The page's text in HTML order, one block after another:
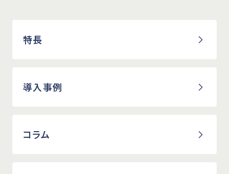
特長
導入事例
コラム